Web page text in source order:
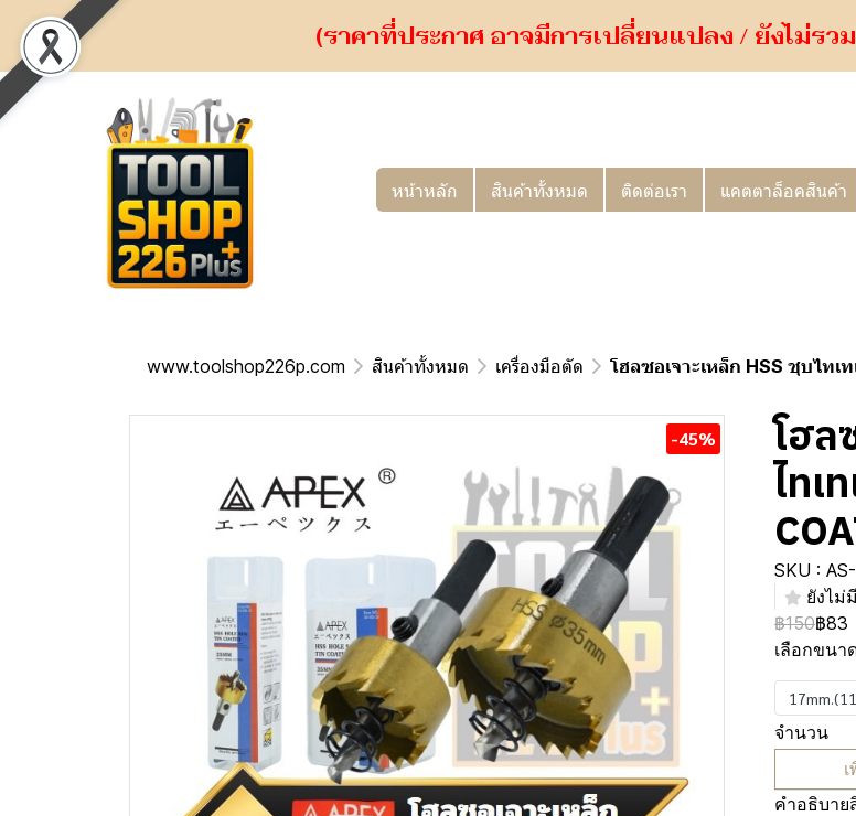
(ราคาที่ประกาศ อาจมีการเปลี่ยนแปลง / ยังไม่ร
หน้าหลัก สินค้าทั้งหมด ติดต่อเรา แคตตาล็อคสินค้า
www.toolshop226p.com สินค้าทั้งหมด เครื่องมือตัด โฮลซอเจาะเหล็ก HSS ชุบไทเ
-45% โฮล
ไทเ
SKU :
ยังไม่
฿150฿83
เลือกขนา
จำนวน
คำอธิบาย